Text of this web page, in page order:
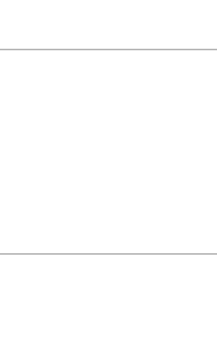
お買い物代